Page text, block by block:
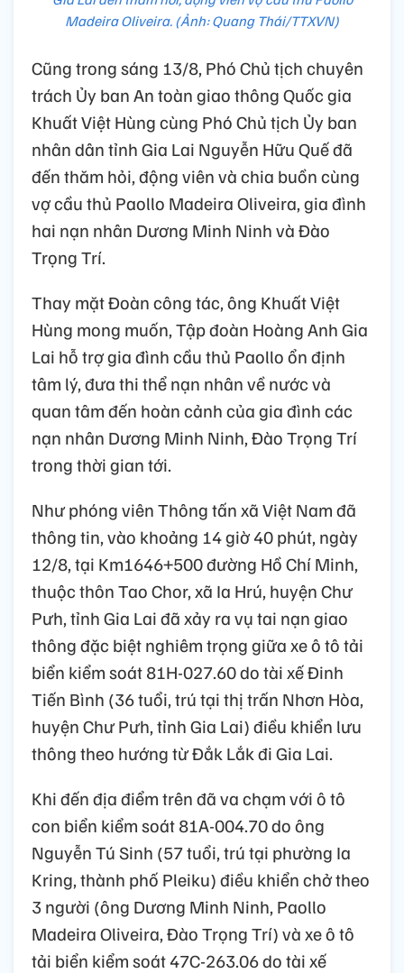
Madeira Oliveira. (Ảnh: Quang Thái/TTXVN)
Cũng trong sáng 13/8, Phó Chủ tịch chuyên
trách Ủy ban An toàn giao thông Quốc gia
Khuất Việt Hùng cùng Phó Chủ tịch Ủy ban
nhân dân tỉnh Gia Lai Nguyễn Hữu Quế đã
đến thăm hỏi, động viên và chia buồn cùng
vợ cầu thủ Paollo Madeira Oliveira, gia đình
hai nạn nhân Dương Minh Ninh và Đào
Trọng Trí.
Thay mặt Đoàn công tác, ông Khuất Việt
Hùng mong muốn, Tập đoàn Hoàng Anh Gia
Lai hỗ trợ gia đình cầu thủ Paollo ổn định
tâm lý, đưa thi thể nạn nhân về nước và
quan tâm đến hoàn cảnh của gia đình các
nạn nhân Dương Minh Ninh, Đào Trọng Trí
trong thời gian tới.
Như phóng viên Thông tấn xã Việt Nam đã
thông tin, vào khoảng 14 giờ 40 phút, ngày
12/8, tại Km1646+500 đường Hồ Chí Minh,
thuộc thôn Tao Chor, xã Ia Hrú, huyện Chư
Pưh, tỉnh Gia Lai đã xảy ra vụ tai nạn giao
thông đặc biệt nghiêm trọng giữa xe ô tô tải
biển kiểm soát 81H-027.60 do tài xế Đinh
Tiến Bình (36 tuổi, trú tại thị trấn Nhơn Hòa,
huyện Chư Pưh, tỉnh Gia Lai) điều khiển lưu
thông theo hướng từ Đắk Lắk đi Gia Lai.
Khi đến địa điểm trên đã va chạm với ô tô
con biển kiểm soát 81A-004.70 do ông
Nguyễn Tú Sinh (57 tuổi, trú tại phường Ia
Kring, thành phố Pleiku) điều khiển chở theo
3 người (ông Dương Minh Ninh, Paollo
Madeira Oliveira, Đào Trọng Trí) và xe ô tô
tải biển kiểm soát 47C-263.06 do tài xế